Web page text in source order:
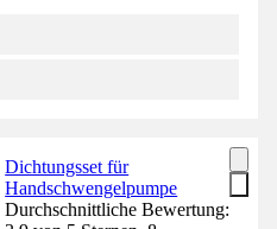
Dichtungsset für
Handschwengelpumpe
Durchschnittliche Bewertung: